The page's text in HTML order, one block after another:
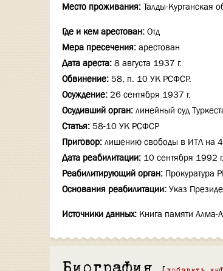
Место проживания: Талды-Курганская
Где и кем арестован: Отд
Мера пресечения: арестован
Дата ареста: 8 августа 1937 г.
Обвинение: 58, п. 10 УК РСФСР.
Осуждение: 26 сентября 1937 г.
Осудивший орган: линейный суд
Статья: 58-10 УК РСФСР
Приговор: лишению свободы в ИТЛ на 4
Дата реабилитации: 10 сентября 1992 г.
Реабилитирующий орган: Прокуратура
Основания реабилитации: Указ
Источники данных: Книга памяти Алма-